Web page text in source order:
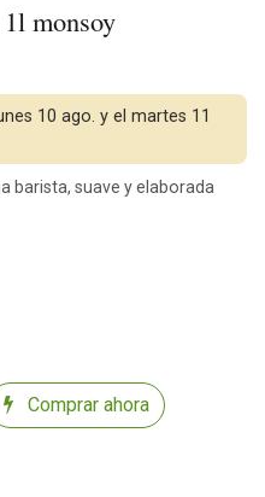
monsoy
Comprar ahora
10 ago. y el martes 11
barista, suave y elaborada